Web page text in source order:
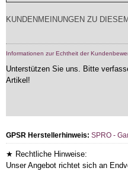
KUNDENMEINUNGEN ZU
Informationen zur Echtheit der
Unterstützen Sie uns. Bitte
Artikel!
GPSR Herstellerhinweis: SPRO -
★ Rechtliche Hinweise:
Unser Angebot richtet sich an